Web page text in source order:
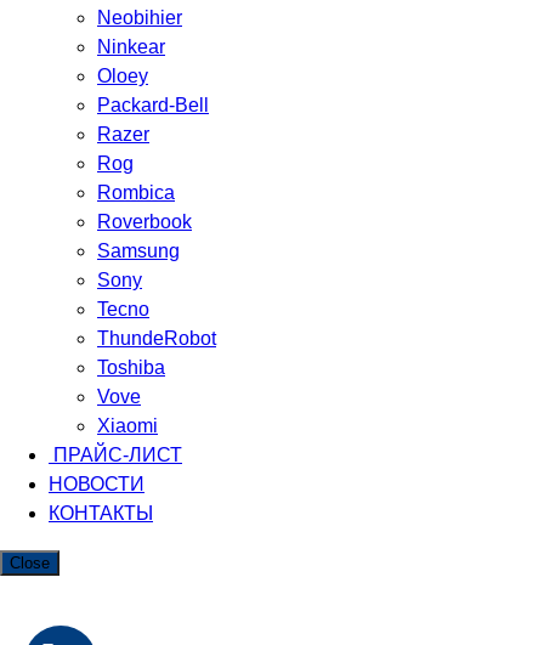
Neobihier
Ninkear
Oloey
Packard-Bell
Razer
Rog
Rombica
Roverbook
Samsung
Sony
Tecno
ThundeRobot
Toshiba
Vove
Xiaomi
ПРАЙС-ЛИСТ
НОВОСТИ
КОНТАКТЫ
Close